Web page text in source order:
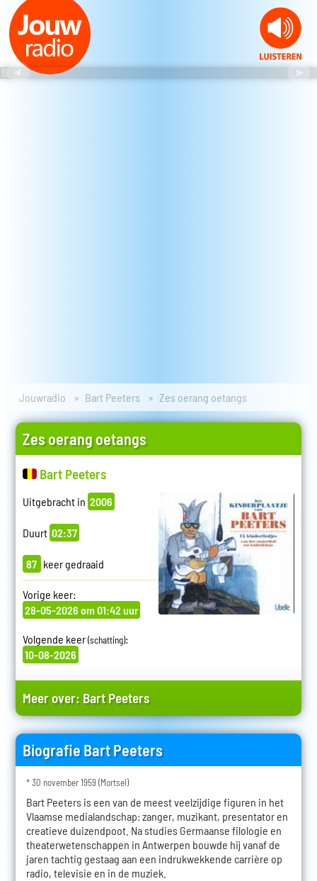
Jouwradio Bart Peeters Zes oerang oetangs
Zes oerang oetangs
Bart Peeters
Uitgebracht in 2006
Duurt 02:37
87 keer gedraaid
Vorige keer:
28-05-2026 om 01:42 uur
Volgende keer(schatting):
10-08-2026
Meer over: Bart Peeters
Biografie Bart Peeters
* 30 november 1959 (Mortsel)
Bart Peeters is een van de meest veelzijdige figuren in het
Vlaamse medialandschap: zanger, muzikant, presentator en
creatieve duizendpoot. Na studies Germaanse filologie en
theaterwetenschappen in Antwerpen bouwde hij vanaf de
jaren tachtig gestaag aan een indrukwekkende carrière op
radio, televisie en in de muziek.